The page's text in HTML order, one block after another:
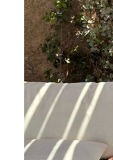
Киноночь